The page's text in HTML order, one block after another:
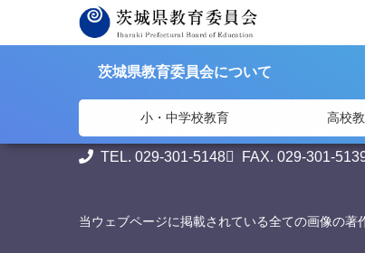
茨城県教育委員会について
小・中学校教育 高校
茨城県教育委員会>資料提供> 令和5年度世界へ羽ばた
〒310-8588
TEL. 029-301-5148
FAX. 029-301-
当ウェブページに掲載されている全ての画像の著